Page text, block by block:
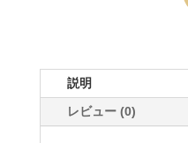
説明
レビュー (0)